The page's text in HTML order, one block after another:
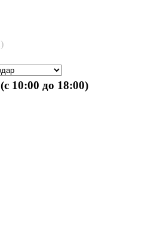
10:00 до 18:00)